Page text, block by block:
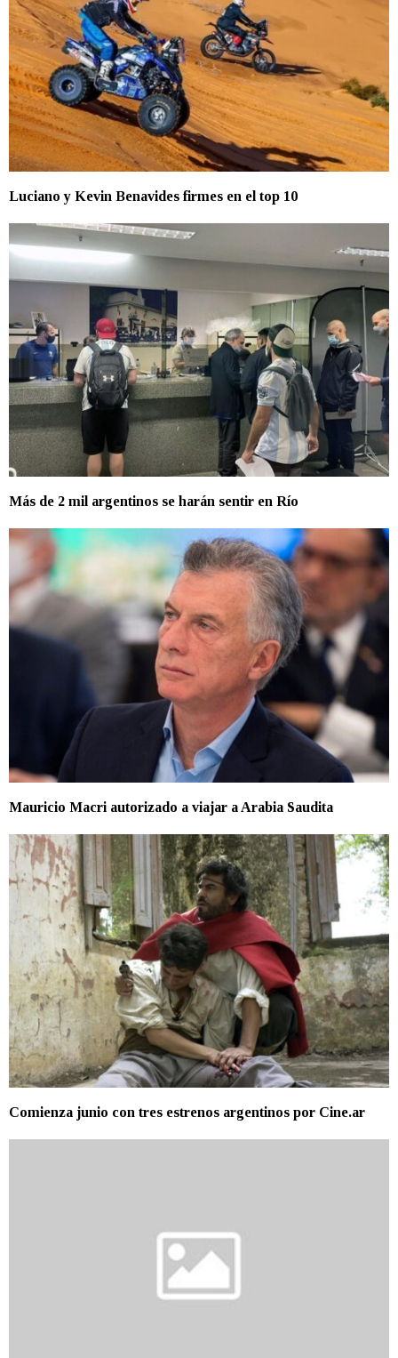
Luciano y Kevin Benavides firmes en el top 10
Más de 2 mil argentinos se harán sentir en Río
Mauricio Macri autorizado a viajar a Arabia Saudita
Comienza junio con tres estrenos argentinos por Cine.ar